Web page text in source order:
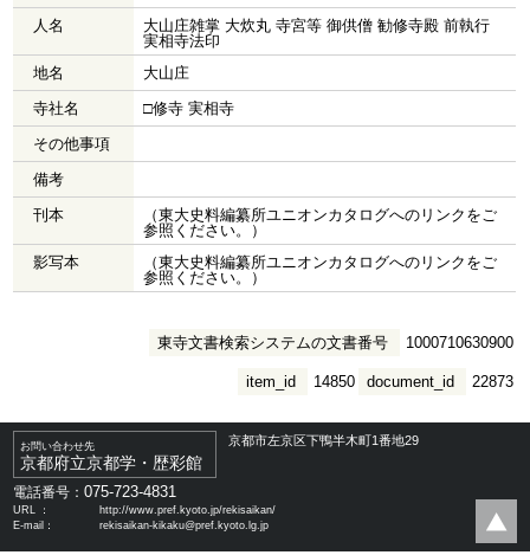
人名
大山庄雑掌 大炊丸 寺宮等 御供僧 勧修寺殿 前執行
実相寺法印
地名
大山庄
寺社名
□修寺 実相寺
その他事項
備考
刊本
（東大史料編纂所ユニオンカタログへのリンクをご
参照ください。）
影写本
（東大史料編纂所ユニオンカタログへのリンクをご
参照ください。）
東寺文書検索システムの文書番号 1000710630900
document_id 22873
item_id 14850
お問い合わせ先
京都府立京都学・歴彩館
京都市左京区下鴨半木町1番地29
電話番号：075-723-4831
URL ：
http://www.pref.kyoto.jp/rekisaikan/
E-mail：
rekisaikan-kikaku@pref.kyoto.lg.jp